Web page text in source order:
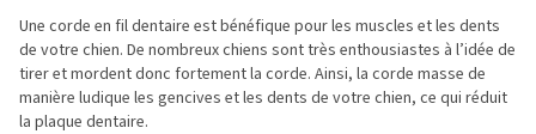
Une corde en fil dentaire est bénéfique pour les muscles et les dents
de votre chien. De nombreux chiens sont très enthousiastes à l’idée de
tirer et mordent donc fortement la corde. Ainsi, la corde masse de
manière ludique les gencives et les dents de votre chien, ce qui réduit
la plaque dentaire.